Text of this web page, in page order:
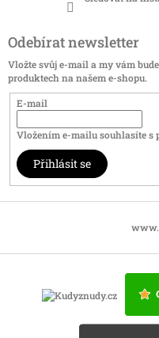
Odebírat newsletter
Vložte svůj e-mail a my vám
produktech na našem e-shopu.
E-mail
Vložením e-mailu souhlasíte s
Přihlásit se